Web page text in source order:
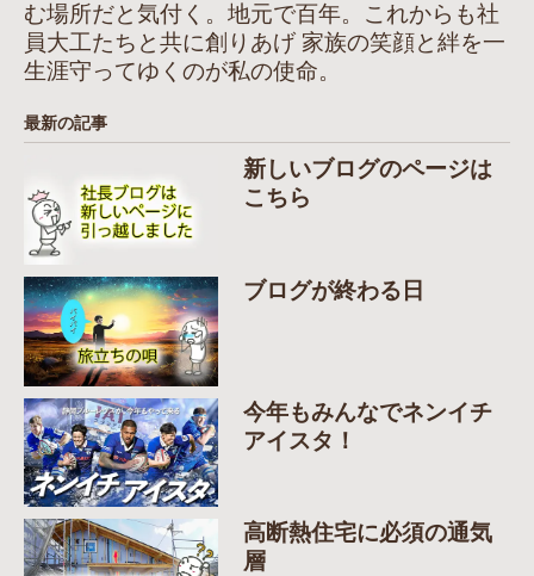
む場所だと気付く。地元で百年。これからも社
員大工たちと共に創りあげ 家族の笑顔と絆を一
生涯守ってゆくのが私の使命。
最新の記事
新しいブログのページは
こちら
ブログが終わる日
今年もみんなでネンイチ
アイスタ！
高断熱住宅に必須の通気
層